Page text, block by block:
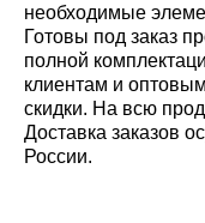
необходимые
Готовы под заказ
полной
клиентам и
скидки. На всю
Доставка заказов
России.